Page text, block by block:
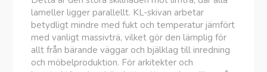
lameller ligger parallellt. KL-skivan arbetar
betydligt mindre med fukt och temperatur jämfört
med vanligt massivträ, vilket gör den lämplig för
allt från bärande väggar och bjälklag till inredning
och möbelproduktion. För arkitekter och